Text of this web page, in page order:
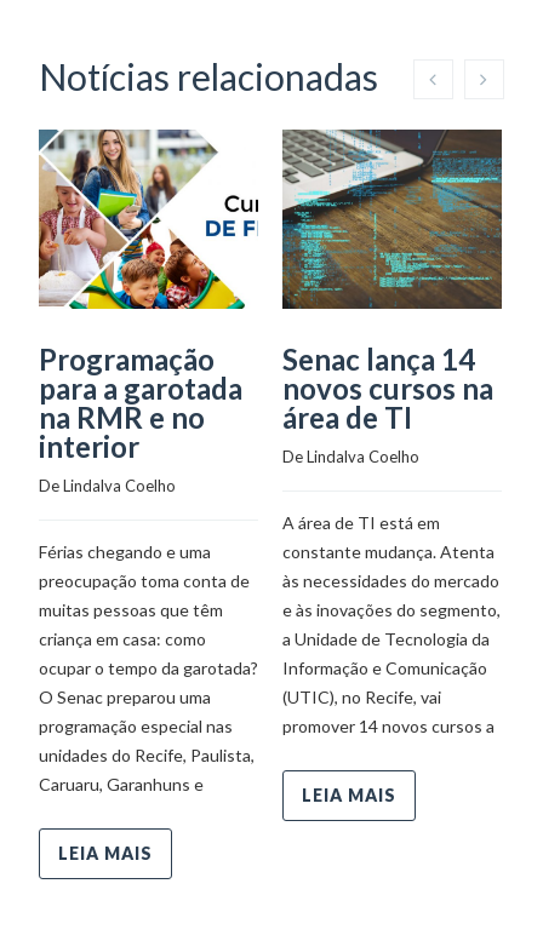
Notícias relacionadas
Programação
para a garotada
na RMR e no
interior
De Lindalva Coelho
Férias chegando e uma
preocupação toma conta de
muitas pessoas que têm
criança em casa: como
ocupar o tempo da garotada?
O Senac preparou uma
programação especial nas
unidades do Recife, Paulista,
Caruaru, Garanhuns e
LEIA MAIS
Senac lança 14
novos cursos na
área de TI
De Lindalva Coelho
A área de TI está em
constante mudança. Atenta
às necessidades do mercado
e às inovações do segmento,
a Unidade de Tecnologia da
Informação e Comunicação
(UTIC), no Recife, vai
promover 14 novos cursos a
LEIA MAIS